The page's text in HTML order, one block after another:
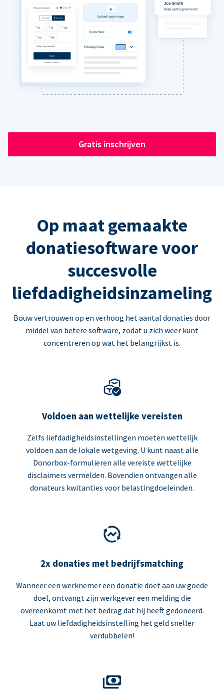
Gratis inschrijven
Op maat gemaakte
donatiesoftware voor
succesvolle
liefdadigheidsinzameling
Bouw vertrouwen op en verhoog het aantal donaties door
middel van betere software, zodat u zich weer kunt
concentreren op wat het belangrijkst is.
Voldoen aan wettelijke vereisten
Zelfs liefdadigheidsinstellingen moeten wettelijk
voldoen aan de lokale wetgeving. U kunt naast alle
Donorbox-formulieren alle vereiste wettelijke
disclaimers vermelden. Bovendien ontvangen alle
donateurs kwitanties voor belastingdoeleinden.
2x donaties met bedrijfsmatching
Wanneer een werknemer een donatie doet aan uw goede
doel, ontvangt zijn werkgever een melding die
overeenkomt met het bedrag dat hij heeft gedoneerd.
Laat uw liefdadigheidsinstelling het geld sneller
verdubbelen!